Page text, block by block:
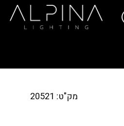
מק"ט: 20521